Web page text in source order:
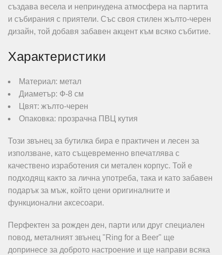
създава весела и непринудена атмосфера на партита
и събирания с приятели. Със своя стилен жълто-черен
дизайн, той добавя забавен акцент към всяко събитие.
Характеристики
Материал: метал
Диаметър: Ф-8 см
Цвят: жълто-черен
Опаковка: прозрачна ПВЦ кутия
Този звънец за бутилка бира е практичен и лесен за
използване, като същевременно впечатлява с
качествено изработения си метален корпус. Той е
подходящ както за лична употреба, така и като забавен
подарък за мъж, който цени оригиналните и
функционални аксесоари.
Перфектен за рожден ден, парти или друг специален
повод, металният звънец "Ring for a Beer" ще
допринесе за доброто настроение и ще направи всяка